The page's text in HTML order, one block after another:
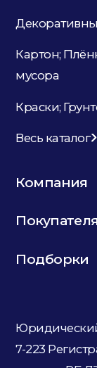
Картон;
мусора
Краски;
Весь каталог
Компания
Подборки
Юридический
7-223